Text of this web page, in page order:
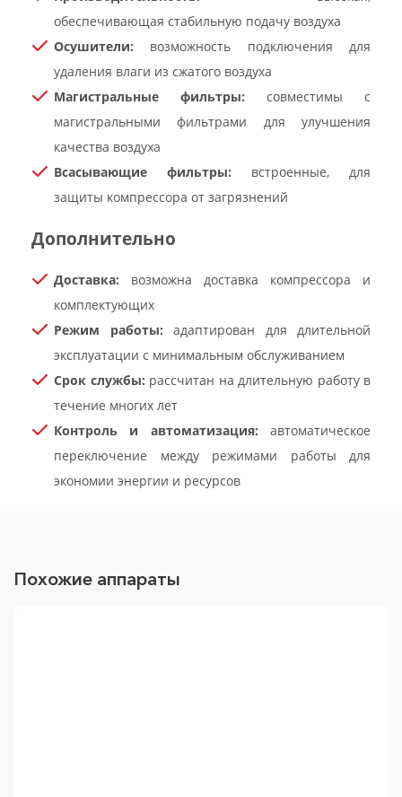
обеспечивающая стабильную подачу воздуха
Осушители: возможность подключения для
удаления влаги из сжатого воздуха
Магистральные фильтры: совместимы с
магистральными фильтрами для улучшения
качества воздуха
Всасывающие фильтры: встроенные, для
защиты компрессора от загрязнений
Дополнительно
Доставка: возможна доставка компрессора и
комплектующих
Режим работы: адаптирован для длительной
эксплуатации с минимальным обслуживанием
Срок службы: рассчитан на длительную работу в
течение многих лет
Контроль и автоматизация: автоматическое
переключение между режимами работы для
экономии энергии и ресурсов
Похожие аппараты